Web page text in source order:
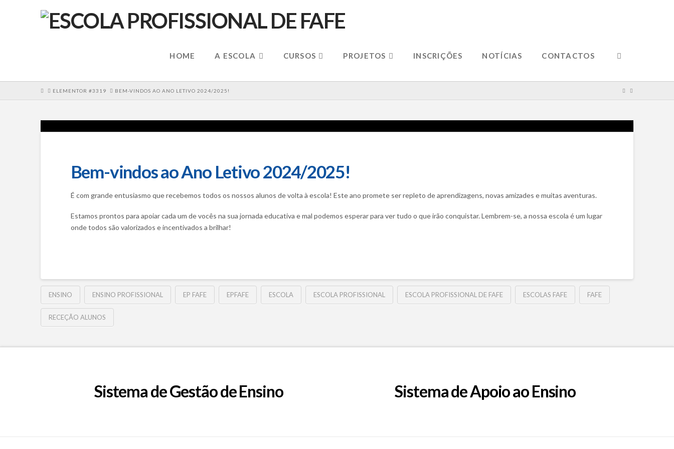
HOME A ESCOLA CURSOS PROJETOS INSCRIÇÕES NOTÍCIAS CONTACTOS
HOMEELEMENTOR #3319 BEM-VINDOS AO ANO LETIVO 2024/2025!
Bem-vindos ao Ano Letivo 2024/2025!
É com grande entusiasmo que recebemos todos os nossos alunos de volta à escola! Este ano promete ser repleto de aprendizagens, novas amizades e muitas aventuras.
Estamos prontos para apoiar cada um de vocês na sua jornada educativa e mal podemos esperar para ver tudo o que irão conquistar. Lembrem-se, a nossa escola é um lugar
onde todos são valorizados e incentivados a brilhar!
ENSINO ENSINO PROFISSIONAL EP FAFE EPFAFE ESCOLA ESCOLA PROFISSIONAL ESCOLA PROFISSIONAL DE FAFE ESCOLAS FAFE FAFE
RECEÇÃO ALUNOS
Sistema de Gestão de Ensino Sistema de Apoio ao Ensino